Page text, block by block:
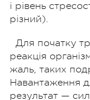
і рівень
різний).
Для початку
реакція
жаль, таких
Навантаження
результат —